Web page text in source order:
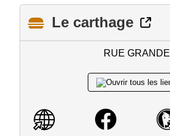
Le carthage
RUE GRANDE